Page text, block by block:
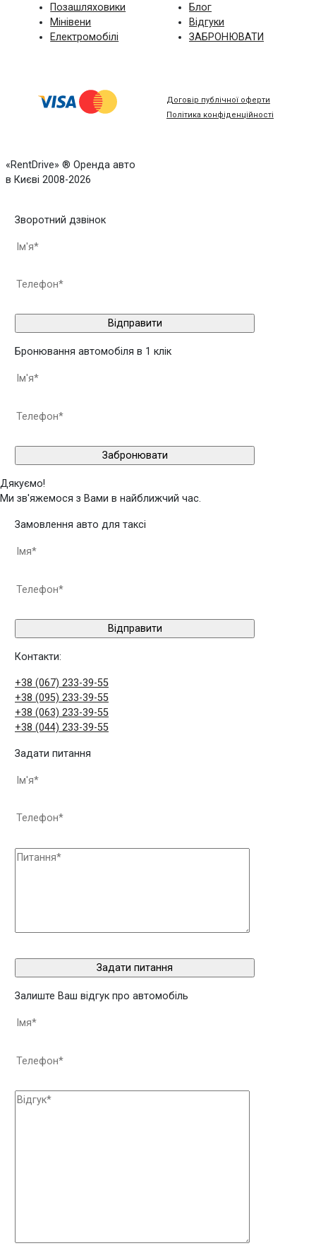
Позашляховики
Мінівени
Електромобілі
Блог
Відгуки
ЗАБРОНЮВАТИ
Договір публічної оферти
Політика конфіденційності
«RentDrive» ® Оренда авто
в Києві 2008-2026
Зворотний дзвінок
Бронювання автомобіля в 1 клік
Дякуємо!
Ми зв'яжемося з Вами в найближчий час.
Замовлення авто для таксі
Контакти:
+38 (067) 233-39-55
+38 (095) 233-39-55
+38 (063) 233-39-55
+38 (044) 233-39-55
Задати питання
Залиште Ваш відгук про автомобіль